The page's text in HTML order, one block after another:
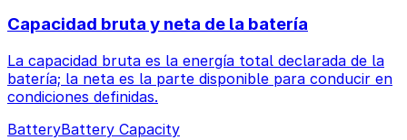
Capacidad bruta y neta de la batería
La capacidad bruta es la energía total declarada de la
batería; la neta es la parte disponible para conducir en
condiciones definidas.
BatteryBattery Capacity